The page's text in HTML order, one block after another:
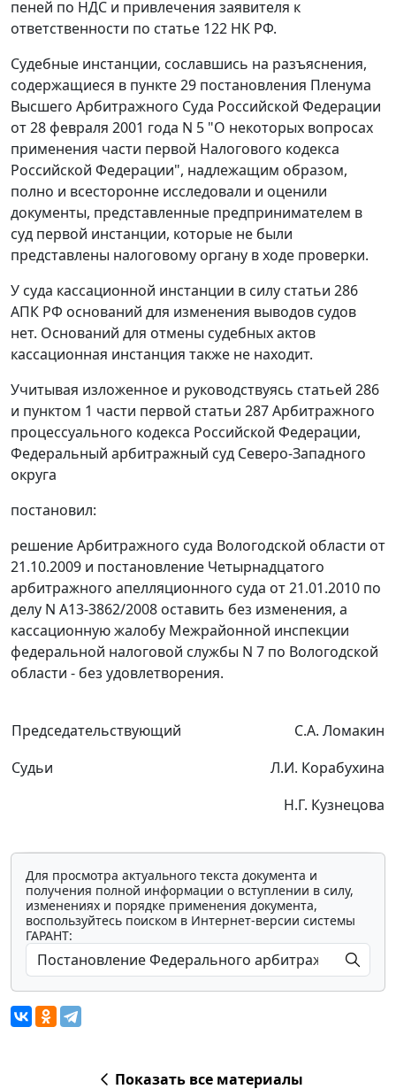
пеней по НДС и привлечения заявителя к
ответственности по статье 122 НК РФ.
Судебные инстанции, сославшись на разъяснения,
содержащиеся в пункте 29 постановления Пленума
Высшего Арбитражного Суда Российской Федерации
от 28 февраля 2001 года N 5 "О некоторых вопросах
применения части первой Налогового кодекса
Российской Федерации", надлежащим образом,
полно и всесторонне исследовали и оценили
документы, представленные предпринимателем в
суд первой инстанции, которые не были
представлены налоговому органу в ходе проверки.
У суда кассационной инстанции в силу статьи 286
АПК РФ оснований для изменения выводов судов
нет. Оснований для отмены судебных актов
кассационная инстанция также не находит.
Учитывая изложенное и руководствуясь статьей 286
и пунктом 1 части первой статьи 287Арбитражного
процессуального кодекса Российской Федерации,
Федеральный арбитражный суд Северо-Западного
округа
постановил:
решение Арбитражного суда Вологодской области от
21.10.2009 и постановление Четырнадцатого
арбитражного апелляционного суда от 21.01.2010 по
делу N А13-3862/2008 оставить без изменения, а
кассационную жалобу Межрайонной инспекции
федеральной налоговой службы N 7 по Вологодской
области - без удовлетворения.
Председательствующий
С.А. Ломакин
Судьи
Л.И. Корабухина
Н.Г. Кузнецова
Для просмотра актуального текста документа и
получения полной информации о вступлении в силу,
изменениях и порядке применения документа,
воспользуйтесь поиском в Интернет-версии системы
ГАРАНТ:
Показать все материалы